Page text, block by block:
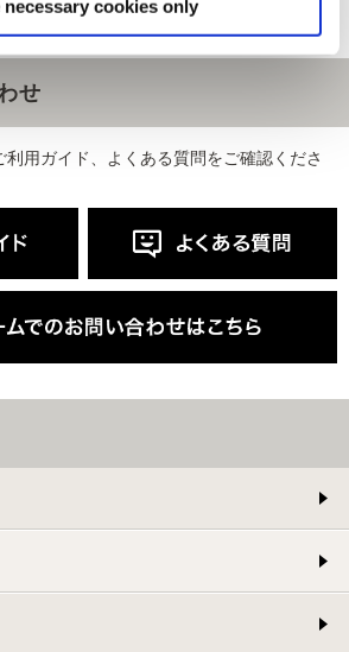
necessary cookies only
せ
用ガイド、よくある質問をご確認くださ